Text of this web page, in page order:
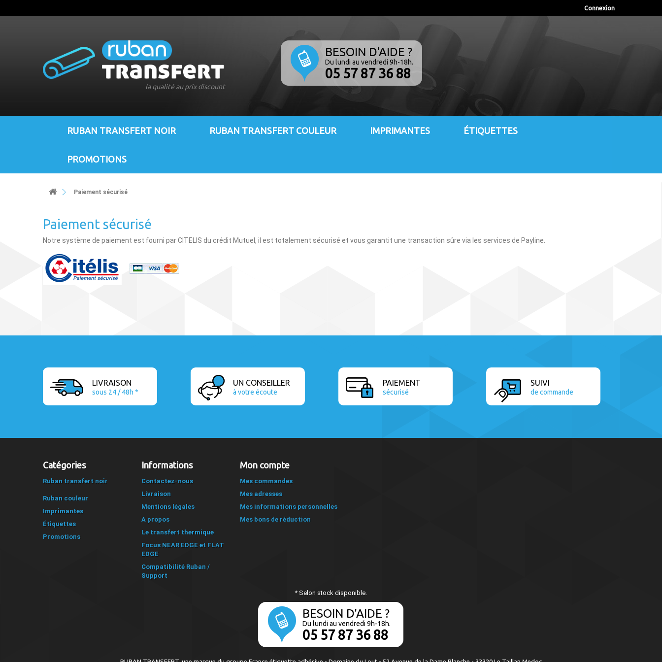
Connexion
la qualité au prix discount
BESOIN D'AIDE ?
Du lundi au vendredi 9h-18h.
05 57 87 36 88
RUBAN TRANSFERT NOIR RUBAN TRANSFERT COULEUR IMPRIMANTES ÉTIQUETTES
PROMOTIONS
Paiement sécurisé
Paiement sécurisé
Notre système de paiement est fourni parCITELIS du crédit Mutuel , il est totalement sécurisé et vous garantit une transaction sûre via les services de Payline.
LIVRAISON
sous 24 / 48h *
UN CONSEILLER
à votre écoute
PAIEMENT
sécurisé
SUIVI
de commande
Catégories
Ruban transfert noir
Ruban couleur
Imprimantes
Étiquettes
Promotions
Informations
Contactez-nous
Livraison
Mentions légales
A propos
Le transfert thermique
Focus NEAR EDGE et FLAT
EDGE
Compatibilité Ruban /
Support
Mon compte
Mes commandes
Mes adresses
Mes informations personnelles
Mes bons de réduction
* Selon stock disponible.
BESOIN D'AIDE ?
Du lundi au vendredi 9h-18h.
05 57 87 36 88